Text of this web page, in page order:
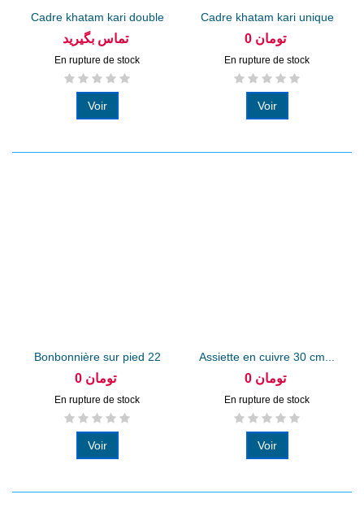
Cadre khatam kari double
fleurs...
تماس بگیرید
En rupture de stock
Voir
Cadre khatam kari unique
fleur...
0 تومان
En rupture de stock
Voir
Bonbonnière sur pied 22
cm en...
0 تومان
En rupture de stock
Voir
Assiette en cuivre 30 cm...
0 تومان
En rupture de stock
Voir